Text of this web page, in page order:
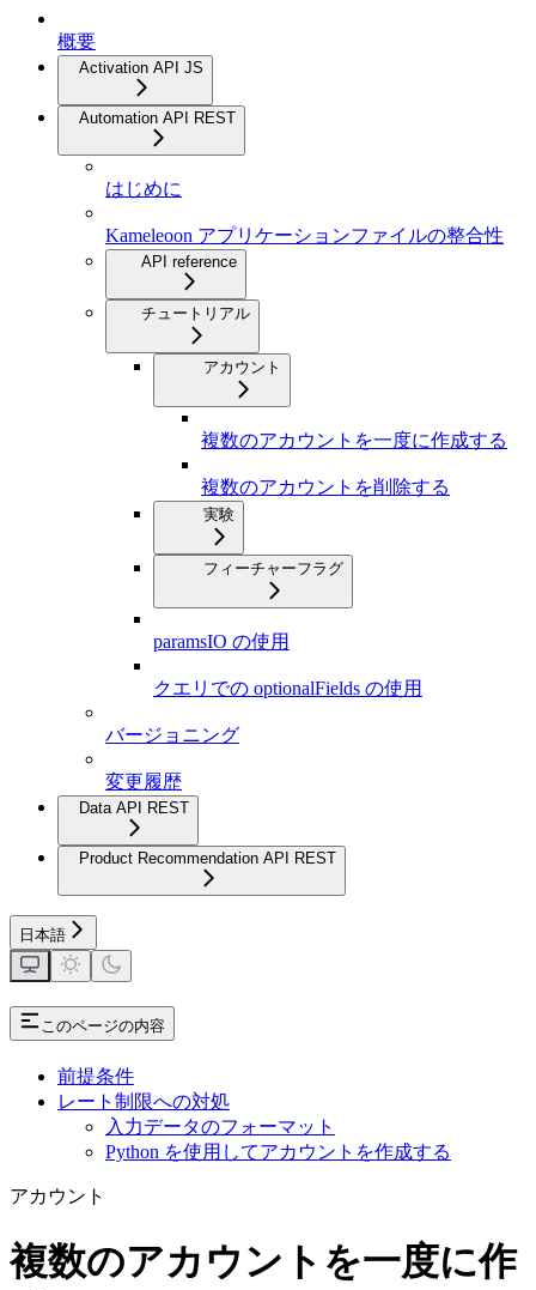
概要
Activation API JS
Automation API REST
はじめに
Kameleoon アプリケーションファイルの整合性
API reference
チュートリアル
アカウント
複数のアカウントを一度に作成する
複数のアカウントを削除する
実験
フィーチャーフラグ
paramsIO の使用
クエリでの optionalFields の使用
バージョニング
変更履歴
Data API REST
Product Recommendation API REST
日本語
このページの内容
前提条件
レート制限への対処
入力データのフォーマット
Python を使用してアカウントを作成する
アカウント
複数のアカウントを一度に作